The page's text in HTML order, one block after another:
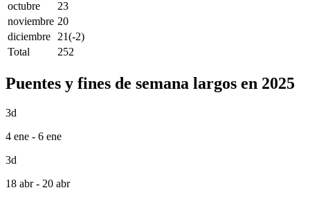
octubre
23
noviembre 20
diciembre
21(-2)
Total
252
Puentes y fines de semana largos en 2025
3d
4 ene - 6 ene
3d
18 abr - 20 abr